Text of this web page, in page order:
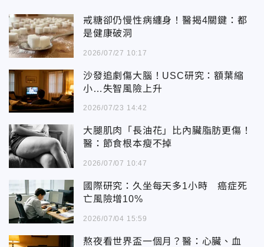
戒糖卻仍慢性病纏身！醫揭4關鍵：都
是健康破洞
2026/07/27 10:17
沙發追劇傷大腦！USC研究：額葉縮
小…失智風險上升
2026/07/23 14:42
大腿肌肉「長油花」比內臟脂肪更傷！
醫：節食根本瘦不掉
2026/07/07 10:47
國際研究：久坐每天多1小時 癌症死
亡風險增10%
2026/07/04 15:59
熬夜看世界盃一個月？醫：心臟、血